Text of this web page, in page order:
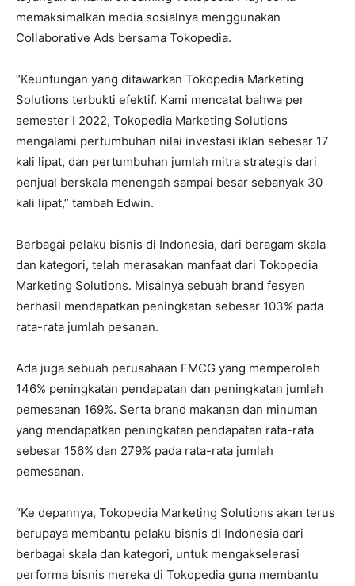
memaksimalkan media sosialnya menggunakan
Collaborative Ads bersama Tokopedia.
“Keuntungan yang ditawarkan Tokopedia Marketing
Solutions terbukti efektif. Kami mencatat bahwa per
semester I 2022, Tokopedia Marketing Solutions
mengalami pertumbuhan nilai investasi iklan sebesar 17
kali lipat, dan pertumbuhan jumlah mitra strategis dari
penjual berskala menengah sampai besar sebanyak 30
kali lipat,” tambah Edwin.
Berbagai pelaku bisnis di Indonesia, dari beragam skala
dan kategori, telah merasakan manfaat dari Tokopedia
Marketing Solutions. Misalnya sebuah brand fesyen
berhasil mendapatkan peningkatan sebesar 103% pada
rata-rata jumlah pesanan.
Ada juga sebuah perusahaan FMCG yang memperoleh
146% peningkatan pendapatan dan peningkatan jumlah
pemesanan 169%. Serta brand makanan dan minuman
yang mendapatkan peningkatan pendapatan rata-rata
sebesar 156% dan 279% pada rata-rata jumlah
pemesanan.
“Ke depannya, Tokopedia Marketing Solutions akan terus
berupaya membantu pelaku bisnis di Indonesia dari
berbagai skala dan kategori, untuk mengakselerasi
performa bisnis mereka di Tokopedia guna membantu